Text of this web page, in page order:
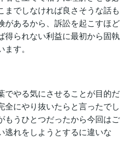
までしなければ良さそうな話も
があるから、訴訟を起こすほど
得られない利益に最初から固執
す。
でやる気にさせることが目的だ
全にやり抜いたらと言ったでし
もうひとつだったから今回はご
逃れをしようとするに違いな